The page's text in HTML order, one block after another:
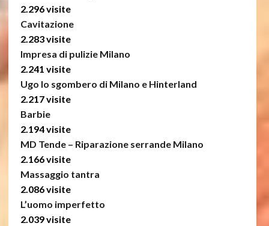
2.296 visite
Cavitazione
2.283 visite
Impresa di pulizie Milano
2.241 visite
Ugo lo sgombero di Milano e Hinterland
2.217 visite
Barbie
2.194 visite
MD Tende – Riparazione serrande Milano
2.166 visite
Massaggio tantra
2.086 visite
L’uomo imperfetto
2.039 visite